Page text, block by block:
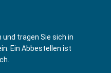
und tragen Sie sich in
Ein Abbestellen ist